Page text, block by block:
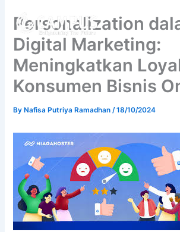
content
Personalization
Digital Marketing:
Meningkatkan
Konsumen Bisnis
ByNafisa Putriya Ramadhan/18/10/2024